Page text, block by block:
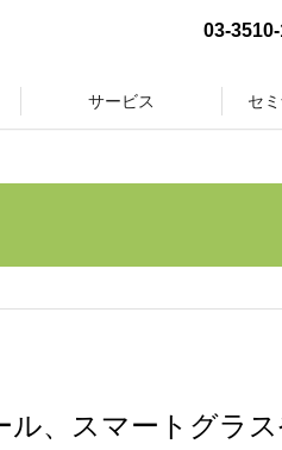
03-
サービス セ
、スマートグラ